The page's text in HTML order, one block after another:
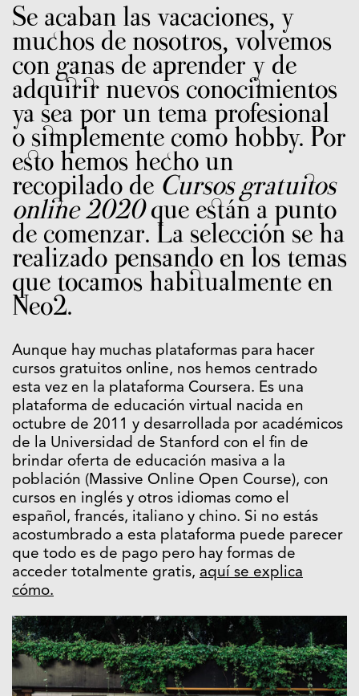
Se acaban las vacaciones, y
muchos de nosotros, volvemos
con ganas de aprender y de
adquirir nuevos conocimientos
ya sea por un tema profesional
o simplemente como hobby. Por
esto hemos hecho un
recopilado de Cursos gratuitos
online 2020que están a punto
de comenzar. La selección se ha
realizado pensando en los temas
que tocamos habitualmente en
Neo2.
Aunque hay muchas plataformas para hacer
cursos gratuitos online, nos hemos centrado
esta vez en la plataforma Coursera. Es una
plataforma de educación virtual nacida en
octubre de 2011 y desarrollada por académicos
de la Universidad de Stanford con el fin de
brindar oferta de educación masiva a la
población (Massive Online Open Course), con
cursos en inglés y otros idiomas como el
español, francés, italiano y chino. Si no estás
acostumbrado a esta plataforma puede parecer
que todo es de pago pero hay formas de
acceder totalmente gratis, aquí se explica
cómo.